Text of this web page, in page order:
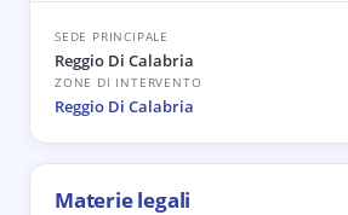
SEDE PRINCIPALE
Reggio Di Calabria
ZONE DI INTERVENTO
Reggio Di Calabria
Materie legali